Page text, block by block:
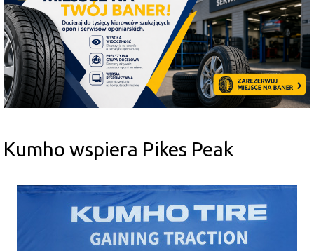
Kumho wspiera Pikes Peak